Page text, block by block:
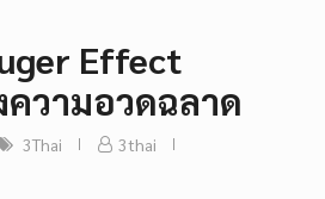
Effect
วามอวดฉลาด
3Thai
3thai